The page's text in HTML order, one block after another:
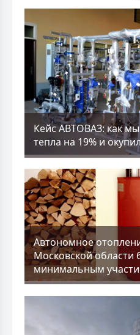
Кейс АВТОВАЗ: как
тепла на 19% и
Aвтономное
Московской области
минимальным